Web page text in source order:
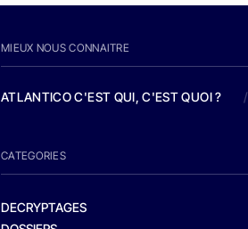
MIEUX NOUS CONNAITRE
ATLANTICO C'EST QUI, C'EST QUOI ? /
CATEGORIES
DECRYPTAGES